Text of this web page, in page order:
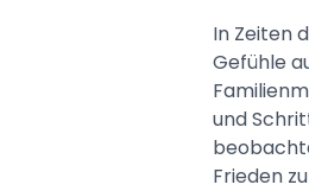
In Zeiten
Gefühle
und
Frieden